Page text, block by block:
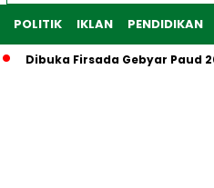
POLITIK IKLAN PENDIDIKAN
Dibuka Firsada Gebyar Paud